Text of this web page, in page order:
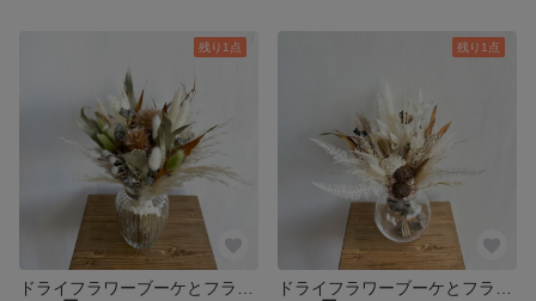
残り1点 残り1点